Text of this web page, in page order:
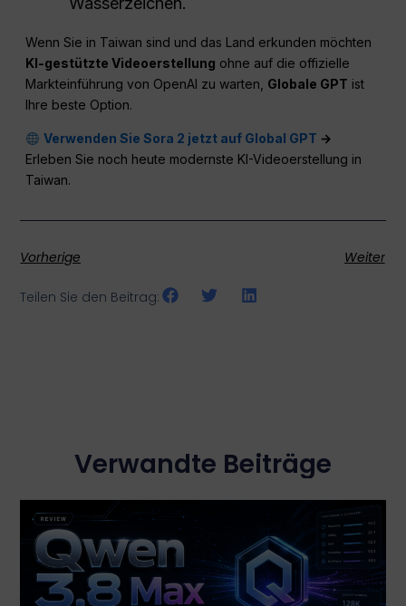
Wenn Sie in Taiwan sind und das Land erkunden möchten
KI-gestützte Videoerstellung ohne auf die offizielle
Markteinführung von OpenAI zu warten, Globale GPT ist
Ihre beste Option.
Verwenden Sie Sora 2 jetzt auf Global GPT →
Erleben Sie noch heute modernste KI-Videoerstellung in
Taiwan.
Vorherige Weiter
Teilen Sie den Beitrag:
Verwandte Beiträge